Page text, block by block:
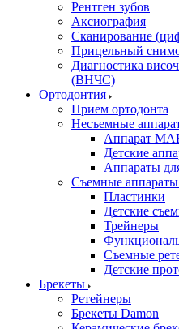
Рентген зубов
Аксиография
Сканирование
Прицельный
Диагностика
(ВНЧС)
Ортодонтия
Прием ортодонта
Несъемные
Аппарат
Детские
Аппараты
Съемные аппараты
Пластинки
Детские
Трейнеры
Съемные
Детские
Брекеты
Ретейнеры
Брекеты Damon